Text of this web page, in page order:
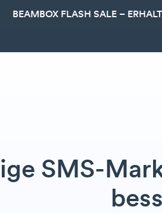
BEAMBOX FLASH SALE –
SMS-